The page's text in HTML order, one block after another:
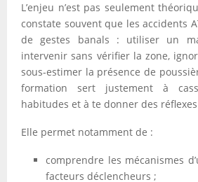
L’enjeu n’est pas seulement
constate souvent que les accidents
de gestes banals : utiliser un
intervenir sans vérifier la zone,
sous-estimer la présence de
formation sert justement à
habitudes et à te donner des
Elle permet notamment de :
comprendre les mécanismes
facteurs déclencheurs ;